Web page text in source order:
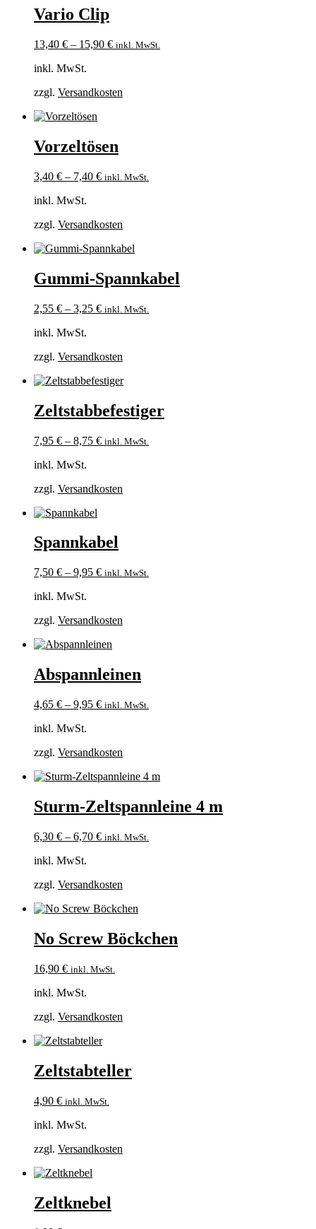
Vario Clip
13,40 € – 15,90 € inkl. MwSt.
inkl. MwSt.
zzgl. Versandkosten
Vorzeltösen
3,40 € – 7,40 € inkl. MwSt.
inkl. MwSt.
zzgl. Versandkosten
Gummi-Spannkabel
2,55 € – 3,25 € inkl. MwSt.
inkl. MwSt.
zzgl. Versandkosten
Zeltstabbefestiger
7,95 € – 8,75 € inkl. MwSt.
inkl. MwSt.
zzgl. Versandkosten
Spannkabel
7,50 € – 9,95 € inkl. MwSt.
inkl. MwSt.
zzgl. Versandkosten
Abspannleinen
4,65 € – 9,95 € inkl. MwSt.
inkl. MwSt.
zzgl. Versandkosten
Sturm-Zeltspannleine 4 m
6,30 € – 6,70 € inkl. MwSt.
inkl. MwSt.
zzgl. Versandkosten
No Screw Böckchen
16,90 € inkl. MwSt.
inkl. MwSt.
zzgl. Versandkosten
Zeltstabteller
4,90 € inkl. MwSt.
inkl. MwSt.
zzgl. Versandkosten
Zeltknebel